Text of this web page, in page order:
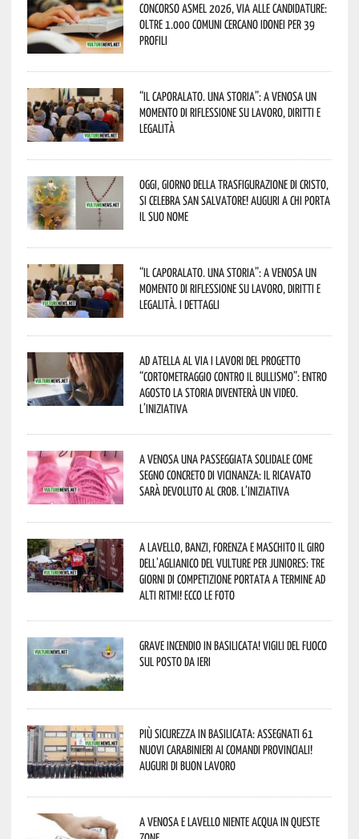
Concorso Asmel 2026, via alle candidature:
oltre 1.000 Comuni cercano idonei per 39
profili
“Il caporalato. Una storia”: a Venosa un
momento di riflessione su lavoro, diritti e
legalità
Oggi, giorno della Trasfigurazione di Cristo,
si celebra San Salvatore! Auguri a chi porta
il suo nome
“Il caporalato. Una storia”: a Venosa un
momento di riflessione su lavoro, diritti e
legalità. I dettagli
Ad Atella al via i lavori del progetto
“Cortometraggio contro il bullismo”: entro
agosto la storia diventerà un video.
L’iniziativa
A Venosa una passeggiata solidale come
segno concreto di vicinanza: il ricavato
sarà devoluto al CROB. L’iniziativa
A Lavello, Banzi, Forenza e Maschito il Giro
dell’Aglianico del Vulture per juniores: tre
giorni di competizione portata a termine ad
alti ritmi! Ecco le foto
Grave incendio in Basilicata! Vigili del fuoco
sul posto da ieri
Più sicurezza in Basilicata: assegnati 61
nuovi Carabinieri ai Comandi provinciali!
Auguri di buon lavoro
A Venosa e Lavello niente acqua in queste